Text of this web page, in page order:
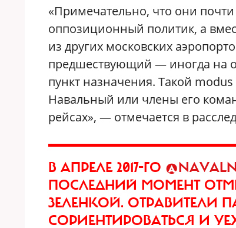
«Примечательно, что они
оппозиционный политик, а
из других московских
предшествующий — иногда на
пункт назначения. Такой
Навальный или члены его
рейсах», — отмечается в
В АПРЕЛЕ 2017-ГО
ПОСЛЕДНИЙ МОМЕНТ
ЗЕЛЕНКОЙ. ОТРАВИТЕЛИ
СОРИЕНТИРОВАТЬСЯ И